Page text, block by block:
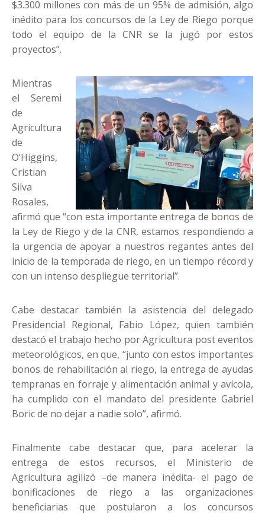
$3.300 millones con más de un 95% de admisión, algo
inédito para los concursos de la Ley de Riego porque
todo el equipo de la CNR se la jugó por estos
proyectos”.
Mientras
el Seremi
de
Agricultura
de
O’Higgins,
Cristian
Silva
Rosales,
afirmó que “con esta importante entrega de bonos de
la Ley de Riego y de la CNR, estamos respondiendo a
la urgencia de apoyar a nuestros regantes antes del
inicio de la temporada de riego, en un tiempo récord y
con un intenso despliegue territorial”.
Cabe destacar también la asistencia del delegado
Presidencial Regional, Fabio López, quien también
destacó el trabajo hecho por Agricultura post eventos
meteorológicos, en que, “junto con estos importantes
bonos de rehabilitación al riego, la entrega de ayudas
tempranas en forraje y alimentación animal y avícola,
ha cumplido con el mandato del presidente Gabriel
Boric de no dejar a nadie solo”, afirmó.
Finalmente cabe destacar que, para acelerar la
entrega de estos recursos, el Ministerio de
Agricultura agilizó –de manera inédita- el pago de
bonificaciones de riego a las organizaciones
beneficiarias que postularon a los concursos